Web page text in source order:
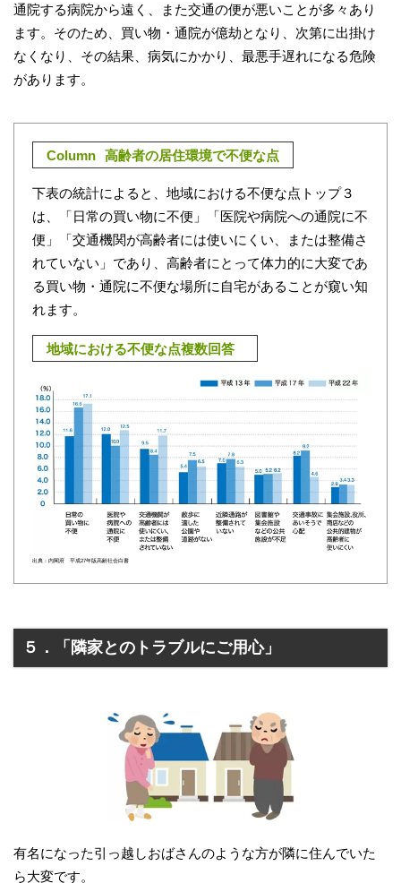
通院する病院から遠く、また交通の便が悪いことが多々あり
ます。そのため、買い物・通院が億劫となり、次第に出掛け
なくなり、その結果、病気にかかり、最悪手遅れになる危険
があります。
Column 高齢者の居住環境で不便な点
下表の統計によると、地域における不便な点トップ３
は、「日常の買い物に不便」「医院や病院への通院に不
便」「交通機関が高齢者には使いにくい、または整備さ
れていない」であり、高齢者にとって体力的に大変であ
る買い物・通院に不便な場所に自宅があることが窺い知
れます。
地域における不便な点複数回答
出典：内閣府 平成27年版高齢社会白書
５．「隣家とのトラブルにご用心」
有名になった引っ越しおばさんのような方が隣に住んでいた
ら大変です。